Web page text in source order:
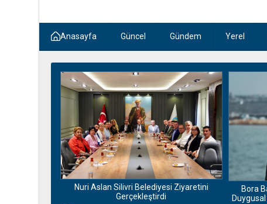
Anasayfa Güncel Gündem Yerel
Nuri Aslan Silivri Belediyesi Ziyaretini
Gerçekleştirdi
Bora